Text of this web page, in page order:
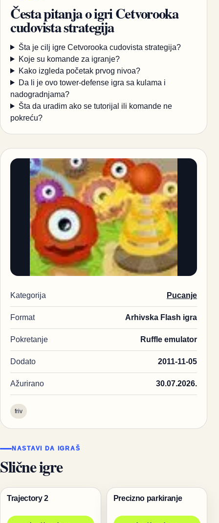
Česta pitanja o igri Cetvorooka
cudovista strategija
Šta je cilj igre Cetvorooka cudovista strategija?
Koje su komande za igranje?
Kako izgleda početak prvog nivoa?
Da li je ovo tower-defense igra sa kulama i
nadogradnjama?
Šta da uradim ako se tutorijal ili komande ne
pokreću?
Kategorija Pucanje
Format Arhivska Flash igra
Pokretanje Ruffle emulator
Dodato 2011-11-05
Ažurirano 30.07.2026.
friv
NASTAVI DA IGRAŠ
Slične igre
Pucanje
Trajectory 2 Trke
Precizno parkiranje